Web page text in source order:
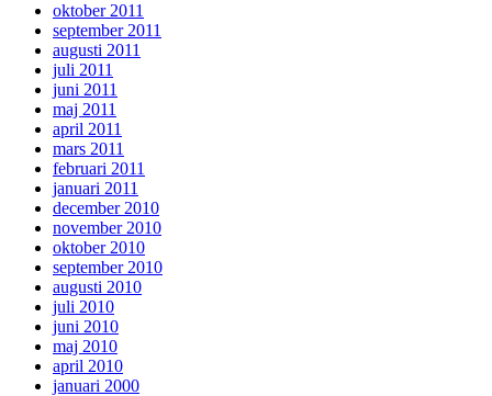
oktober 2011
september 2011
augusti 2011
juli 2011
juni 2011
maj 2011
april 2011
mars 2011
februari 2011
januari 2011
december 2010
november 2010
oktober 2010
september 2010
augusti 2010
juli 2010
juni 2010
maj 2010
april 2010
januari 2000